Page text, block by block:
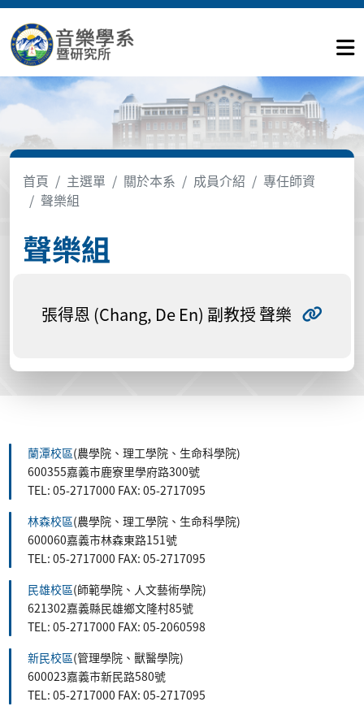
首頁 主選單 關於本系 成員介紹
專任師資
聲樂組
聲樂組
張得恩 (Chang, De En) 副教授 聲樂
蘭潭校區(農學院、理工學院、生命科學院)
600355嘉義市鹿寮里學府路300號
TEL: 05-2717000 FAX: 05-2717095
林森校區(農學院、理工學院、生命科學院)
600060嘉義市林森東路151號
TEL: 05-2717000 FAX: 05-2717095
民雄校區(師範學院、人文藝術學院)
621302嘉義縣民雄鄉文隆村85號
TEL: 05-2717000 FAX: 05-2060598
新民校區(管理學院、獸醫學院)
600023嘉義市新民路580號
TEL: 05-2717000 FAX: 05-2717095